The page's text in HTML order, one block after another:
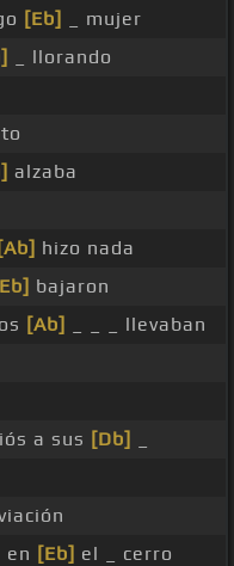
[Eb]
_ mujer
_ llorando
alzaba
[Ab] hizo nada
bajaron
[Ab]
_ _ _ llevaban
a sus [Db]
en [Eb] el _ cerro